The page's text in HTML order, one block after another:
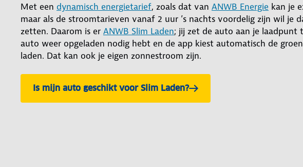
Met een dynamisch energietarief, zoals dat van ANWB Energie kan je
maar als de stroomtarieven vanaf 2 uur ’s nachts voordelig zijn wil je
zetten. Daarom is er ANWB Slim Laden; jij zet de auto aan je laadpunt
auto weer opgeladen nodig hebt en de app kiest automatisch de
laden. Dat kan ook je eigen zonnestroom zijn.
Is mijn auto geschikt voor Slim Laden?